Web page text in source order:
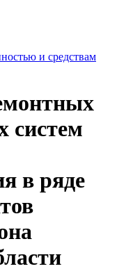
и средствам
систем
в ряде